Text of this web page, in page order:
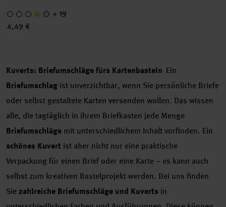
+ 19
4,49 €
Kuverts: Briefumschläge fürs Kartenbasteln Ein
Briefumschlag ist unverzichtbar, wenn Sie persönliche Briefe
oder selbst gestaltete Karten versenden wollen. Das wissen
alle, die tagtäglich in ihrem Briefkasten jede Menge
Briefumschläge mit unterschiedlichem Inhalt vorfinden. Ein
schönes Kuvert ist aber nicht nur eine praktische
Verpackung für einen Brief oder eine Karte – es kann auch
selbst zum kreativen Bastelprojekt werden. Bei uns finden
Siezahlreiche Briefumschläge und Kuverts in